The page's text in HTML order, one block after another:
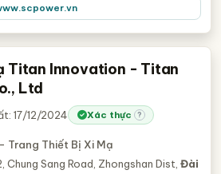
Titan Innovation - Titan
Ltd
17/12/2024 Xác thực ?
Trang Thiết Bị Xi Mạ
Chung Sang Road, Zhongshan Dist,Đài